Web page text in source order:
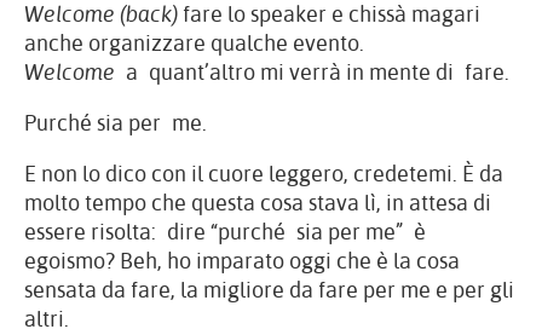
Welcome (back) fare lo speaker e chissà magari
anche organizzare qualche evento.
Welcome a quant’altro mi verrà in mente di fare.
Purché sia per me.
E non lo dico con il cuore leggero, credetemi. È da
molto tempo che questa cosa stava lì, in attesa di
essere risolta: dire “purché sia per me” è
egoismo? Beh, ho imparato oggi che è la cosa
sensata da fare, la migliore da fare per me e per gli
altri.